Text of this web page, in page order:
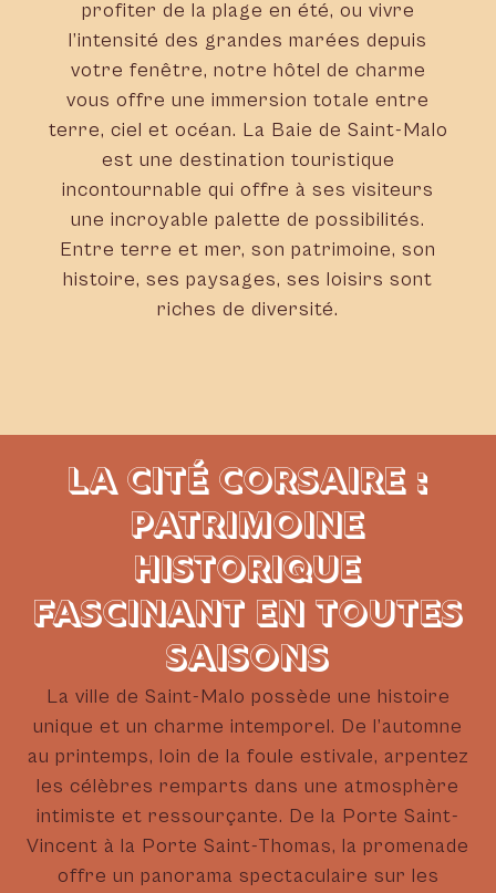
profiter de la plage en été, ou vivre
l’intensité des grandes marées depuis
votre fenêtre, notre hôtel de charme
vous offre une immersion totale entre
terre, ciel et océan. La Baie de Saint-Malo
est une destination touristique
incontournable qui offre à ses visiteurs
une incroyable palette de possibilités.
Entre terre et mer, son patrimoine, son
histoire, ses paysages, ses loisirs sont
riches de diversité.
LA CITÉ CORSAIRE :
PATRIMOINE
HISTORIQUE
FASCINANT EN TOUTES
SAISONS
La ville de Saint-Malo possède une histoire
unique et un charme intemporel. De l’automne
au printemps, loin de la foule estivale, arpentez
les célèbres remparts dans une atmosphère
intimiste et ressourçante. De la Porte Saint-
Vincent à la Porte Saint-Thomas, la promenade
offre un panorama spectaculaire sur les